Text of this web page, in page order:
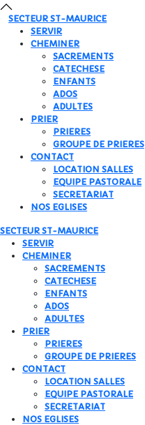
SECTEUR ST-MAURICE
SERVIR
CHEMINER
SACREMENTS
CATECHESE
ENFANTS
ADOS
ADULTES
PRIER
PRIERES
GROUPE DE PRIERES
CONTACT
LOCATION SALLES
EQUIPE PASTORALE
SECRETARIAT
NOS EGLISES
SECTEUR ST-MAURICE
SERVIR
CHEMINER
SACREMENTS
CATECHESE
ENFANTS
ADOS
ADULTES
PRIER
PRIERES
GROUPE DE PRIERES
CONTACT
LOCATION SALLES
EQUIPE PASTORALE
SECRETARIAT
NOS EGLISES